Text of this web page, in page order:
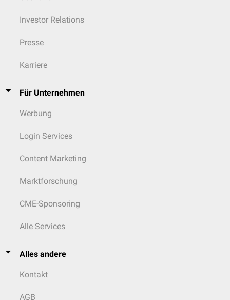
Investor Relations
Presse
Karriere
Für Unternehmen
Werbung
Login Services
Content Marketing
Marktforschung
CME-Sponsoring
Alle Services
Alles andere
Kontakt
AGB